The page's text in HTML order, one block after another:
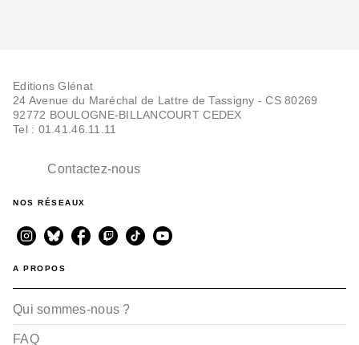
Editions Glénat
24 Avenue du Maréchal de Lattre de Tassigny - CS 80269
92772 BOULOGNE-BILLANCOURT CEDEX
Tel : 01.41.46.11.11
Contactez-nous
NOS RÉSEAUX
A PROPOS
Qui sommes-nous ?
FAQ